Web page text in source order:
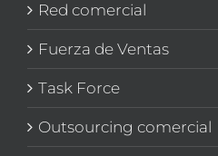
Red comercial
Fuerza de Ventas
Task Force
Outsourcing comercial